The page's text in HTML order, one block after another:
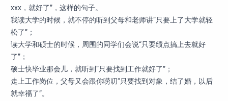
xxx，就好了”，这样的句子。
我读大学的时候，就不停的听到父母和老师讲“只要上了大学就轻
松了”；
读大学和硕士的时候，周围的同学们会说“只要绩点搞上去就好
了”；
硕士快毕业那会儿，就听到“只要找到工作就好了”；
走上工作岗位，父母又会跟你唠叨“只要找到对象，结了婚，以后
就幸福了”。